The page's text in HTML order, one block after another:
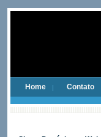
Home Contato